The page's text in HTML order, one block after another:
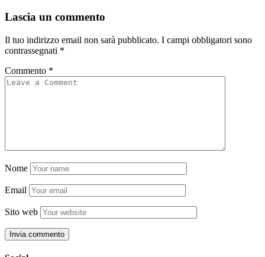
Lascia un commento
Il tuo indirizzo email non sarà pubblicato. I campi obbligatori sono
contrassegnati *
Commento *
Nome
Email
Sito web